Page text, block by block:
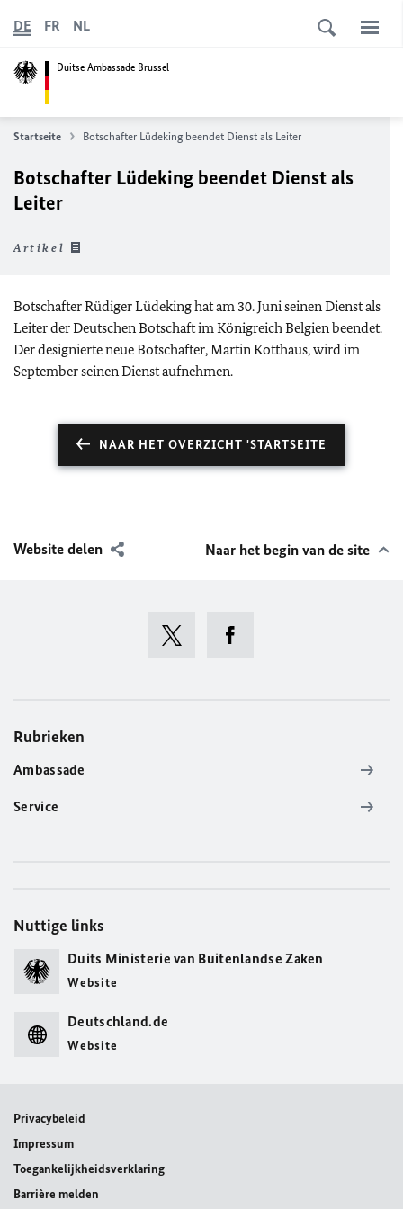
Duitse Ambassade Brussel
DE FR NL
Startseite Botschafter Lüdeking beendet Dienst als Leiter
Botschafter Lüdeking beendet Dienst als
Leiter
Artikel
Botschafter Rüdiger Lüdeking hat am 30. Juni seinen Dienst als
Leiter der Deutschen Botschaft im Königreich Belgien beendet.
Der designierte neue Botschafter, Martin Kotthaus, wird im
September seinen Dienst aufnehmen.
NAAR HET OVERZICHT 'STARTSEITE
Website delen Naar het begin van de site
Rubrieken
Ambassade
Service
Nuttige links
Duits Ministerie van Buitenlandse Zaken
Website
Deutschland.de
Website
Privacybeleid
Impressum
Toegankelijkheidsverklaring
Barrière melden